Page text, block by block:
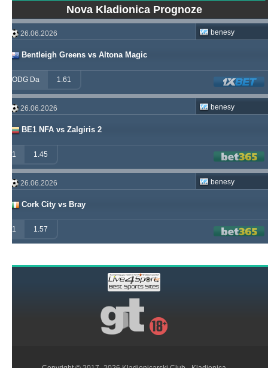
Nova Kladionica Prognoze
26.06.2026
Bentleigh Greens vs Altona Magic
benesy
ODG Da 1.61
26.06.2026
BE1 NFA vs Zalgiris 2
benesy
1 1.45
26.06.2026
Cork City vs Bray
benesy
1 1.57